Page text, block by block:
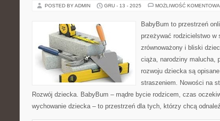
POSTED BY ADMIN GRU - 13 - 2025 MOŻLIWOŚĆ
BabyBum to przestrzeń
przeżywać rodzicielstwo w
zrównoważony i bliski
ciąża, narodziny malucha,
rozwoju dziecka są
straszeniem. Nowości na
Rozwój dziecka. BabyBum – mądre bycie rodzicem, czas
wychowanie dziecka – to przestrzeń dla tych, którzy chcą